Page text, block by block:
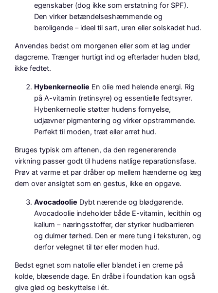
egenskaber (dog ikke som erstatning for SPF).
Den virker betændelseshæmmende og
beroligende – ideel til sart, uren eller solskadet hud.
Anvendes bedst om morgenen eller som et lag under
dagcreme. Trænger hurtigt ind og efterlader huden blød,
ikke fedtet.
Hybenkerneolie En olie med helende energi. Rig
på A-vitamin (retinsyre) og essentielle fedtsyrer.
Hybenkerneolie støtter hudens fornyelse,
udjævner pigmentering og virker opstrammende.
Perfekt til moden, træt eller arret hud.
Bruges typisk om aftenen, da den regenererende
virkning passer godt til hudens natlige reparationsfase.
Prøv at varme et par dråber op mellem hænderne og læg
dem over ansigtet som en gestus, ikke en opgave.
Avocadoolie Dybt nærende og blødgørende.
Avocadoolie indeholder både E-vitamin, lecithin og
kalium – næringsstoffer, der styrker hudbarrieren
og dulmer tørhed. Den er mere tung i teksturen, og
derfor velegnet til tør eller moden hud.
Bedst egnet som natolie eller blandet i en creme på
kolde, blæsende dage. En dråbe i foundation kan også
give glød og beskyttelse i ét.